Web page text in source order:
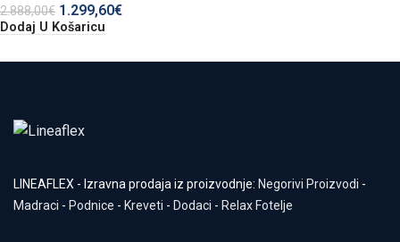
2.888,00€ 1.299,60€
Dodaj U Košaricu
LINEAFLEX - Izravna prodaja iz proizvodnje: Negorivi Proizvodi -
Madraci - Podnice - Kreveti - Dodaci - Relax Fotelje